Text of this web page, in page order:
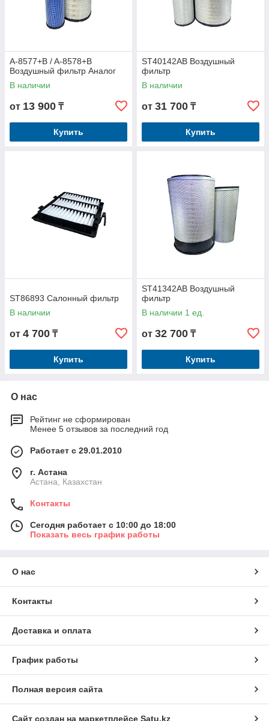
A-8577+B / A-8578+B
Воздушный фильтр Аналог
В наличии
от 13 900 ₸
Купить
ST40142AB Воздушный
фильтр
В наличии
от 31 700 ₸
Купить
ST86893 Салонный фильтр
В наличии
от 4 700 ₸
Купить
ST41342AB Воздушный
фильтр
В наличии 1 ед.
от 32 700 ₸
Купить
О нас
Рейтинг не сформирован
Менее 5 отзывов за последний год
Работает с 29.01.2010
г. Астана
Астана, Казахстан
Контакты
Сегодня работает с 10:00 до 18:00
Показать весь график работы
О нас
Контакты
Доставка и оплата
График работы
Полная версия сайта
Сайт создан на маркетплейсе Satu.kz